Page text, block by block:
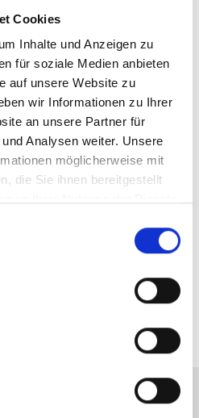
Cookies
Inhalte und Anzeigen zu
für soziale Medien anbieten
auf unsere Website zu
wir Informationen zu Ihrer
an unsere Partner für
Analysen weiter. Unsere
möglicherweise mit
die Sie ihnen bereitgestellt